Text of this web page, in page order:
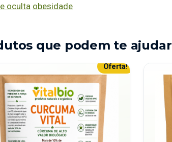
oculta obesidade
que podem te ajudar
Oferta!